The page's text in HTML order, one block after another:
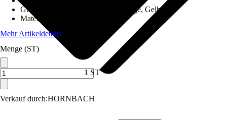
Verkauf durch:HORNBACH
Grundfarbe
Blau, Rot, Grün, Orange, Gelb
Material
Mehr Artikeldetails
Menge (ST)
1 ST